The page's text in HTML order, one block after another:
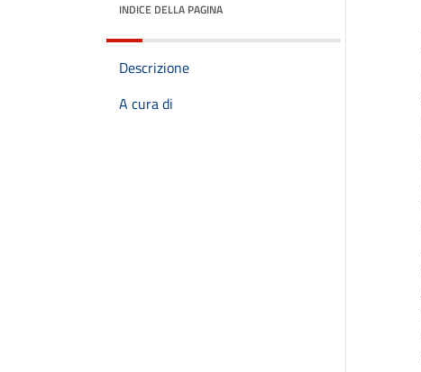
INDICE DELLA PAGINA
Descrizione
A cura di